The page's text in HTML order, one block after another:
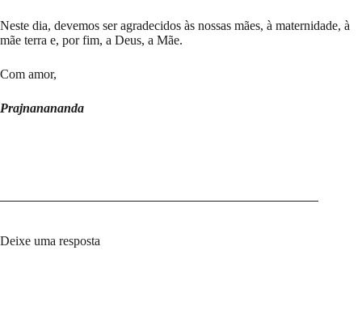
Neste dia, devemos ser agradecidos às nossas mães, à maternidade, à
mãe terra e, por fim, a Deus, a Mãe.
Com amor,
Prajnanananda
Deixe uma resposta